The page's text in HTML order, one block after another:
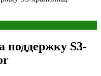
поддержку S3-